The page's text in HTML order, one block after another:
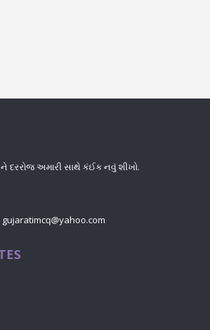
દરરોજ અમારી સાથે કંઈક નવું શીખો.